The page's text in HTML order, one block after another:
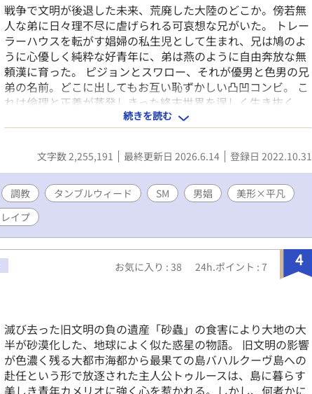
戦争で文明が後退した未来、荒廃した大陸のどこか。傍若無
人な弟に日々理不尽に虐げられる可哀想な兄がいた。 トレー
ラーハウスを転がす娼婦の私生児として生まれ、兄は鳩のよ
うに心優しく純粋な好青年に、弟は燕のように自由奔放な無
頼漢に育った。 ピジョンとスワロー、それが優男と色男の兄
弟の名前。どこに出してもお互い恥ずかしい凸凹コンビ。 こ
れは倫理と正義が蒸発しきった終末世界を逞しく生き抜く、
マザコンこじらせアウトロー兄弟のロードノベル。 弟×兄、
無理矢理、強姦、SM、調教、リバ。暴力・残酷描写あり。男
女の濡れ場も出てくるので苦手な方は注意。pixivにも掲載済
み。 表紙は能戸様（@JUNKTOKAREV）にお願いしました。
続きを読む
文字数 2,255,191 最終更新日 2026.6.14 登録日 2022.10.31
調教 タンブルウィード SM 男娼
美形×平凡
レイプ
4
お気に入り : 38 24h.ポイント : 7
滅び去った旧文明の負の遺産「砂蟲」の食害により大地の大
半が砂漠化した、地球によく似た惑星の物語。 旧文明の影響
が色濃く残る大都市海都から最果ての島バハルクーヴ島への
赴任という形で放逐された主人公トゥルースは、島に暮らす
美しき青年カメリオに強く心を惹かれる。しかし、何者かに